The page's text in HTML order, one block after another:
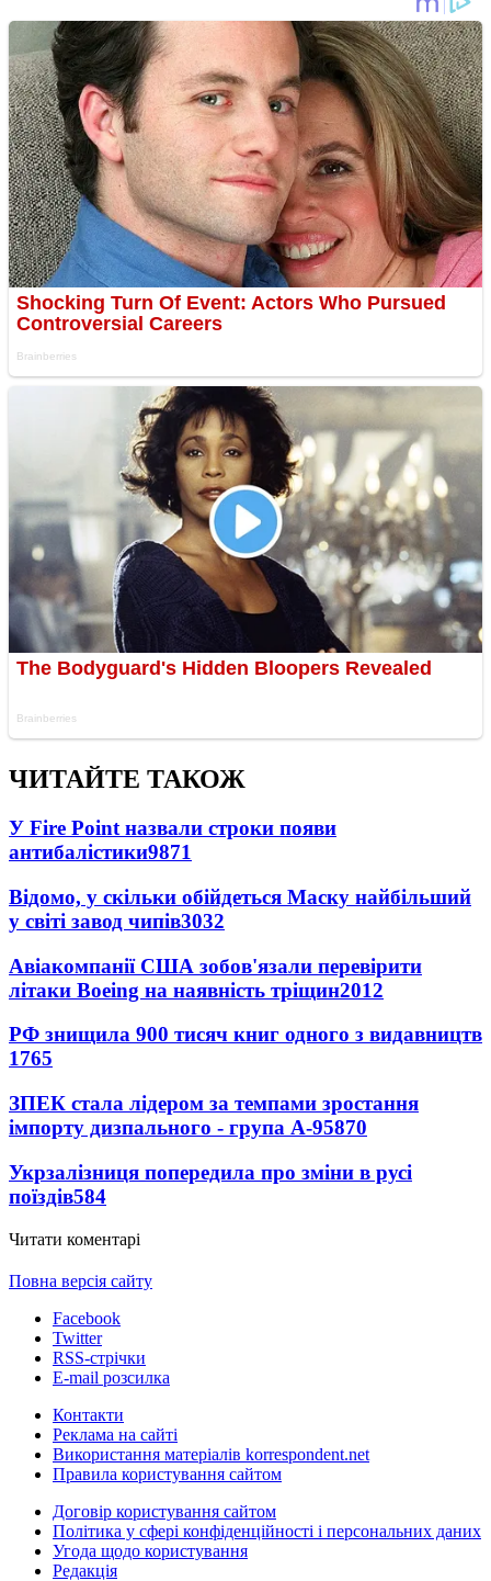
ЧИТАЙТЕ ТАКОЖ
У Fire Point назвали строки появи
антибалістики9871
Відомо, у скільки обійдеться Маску найбільший
у світі завод чипів3032
Авіакомпанії США зобов'язали перевірити
літаки Boeing на наявність тріщин2012
РФ знищила 900 тисяч книг одного з видавництв
1765
ЗПЕК стала лідером за темпами зростання
імпорту дизпального - група А-95870
Укрзалізниця попередила про зміни в русі
поїздів584
Читати коментарі
Повна версія сайту
Facebook
Twitter
RSS-стрічки
E-mail розсилка
Контакти
Реклама на сайті
Використання матеріалів korrespondent.net
Правила користування сайтом
Договір користування сайтом
Політика у сфері конфіденційності і персональних даних
Угода щодо користування
Редакція